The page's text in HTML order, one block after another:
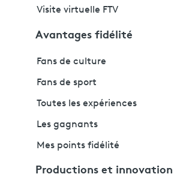
Visite virtuelle FTV
Avantages fidélité
Fans de culture
Fans de sport
Toutes les expériences
Les gagnants
Mes points fidélité
Productions et innovation